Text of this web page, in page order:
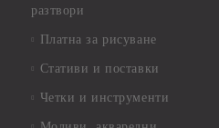
разтвори
Платна за рисуване
Стативи и поставки
Четки и инструменти